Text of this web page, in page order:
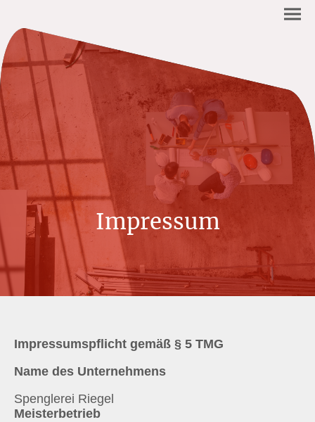
Impressum
Impressumspflicht gemäß § 5 TMG
Name des Unternehmens
Spenglerei Riegel
Meisterbetrieb